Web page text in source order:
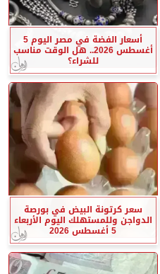
أسعار الفضة في مصر اليوم 5
أغسطس 2026.. هل الوقت مناسب
للشراء؟
سعر كرتونة البيض في بورصة
الدواجن وللمستهلك اليوم الأربعاء
5 أغسطس 2026